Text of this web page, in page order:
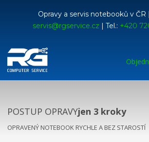
Opravy a servis notebooků v ČR
servis@rgservice.cz | Tel.: +420
POSTUP OPRAVYjen 3 kroky
OPRAVENÝ NOTEBOOK RYCHLE A BEZ STAROSTÍ